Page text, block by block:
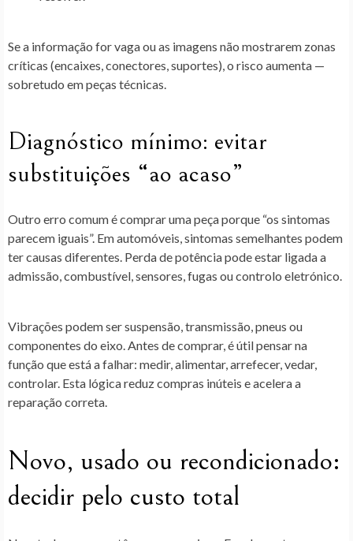
Se a informação for vaga ou as imagens não mostrarem zonas
críticas (encaixes, conectores, suportes), o risco aumenta —
sobretudo em peças técnicas.
Diagnóstico mínimo: evitar
substituições “ao acaso”
Outro erro comum é comprar uma peça porque “os sintomas
parecem iguais”. Em automóveis, sintomas semelhantes podem
ter causas diferentes. Perda de potência pode estar ligada a
admissão, combustível, sensores, fugas ou controlo eletrónico.
Vibrações podem ser suspensão, transmissão, pneus ou
componentes do eixo. Antes de comprar, é útil pensar na
função que está a falhar: medir, alimentar, arrefecer, vedar,
controlar. Esta lógica reduz compras inúteis e acelera a
reparação correta.
Novo, usado ou recondicionado:
decidir pelo custo total